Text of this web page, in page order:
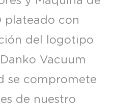
plateado con
del logotipo
Vacuum
se compromete
de nuestro